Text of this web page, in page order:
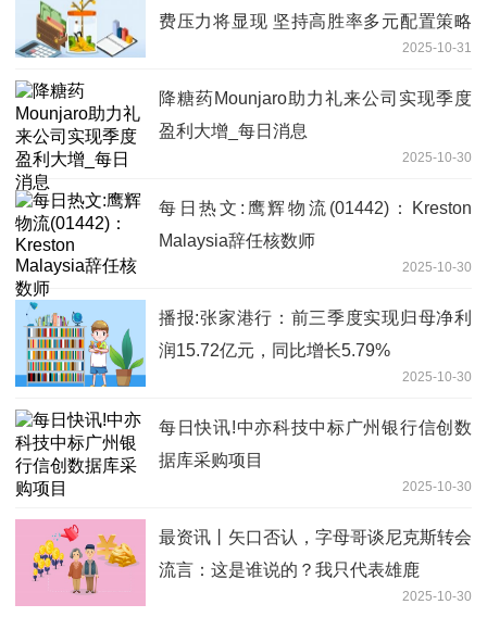
费压力将显现 坚持高胜率多元配置策略
2025-10-31
降糖药Mounjaro助力礼来公司实现季度
盈利大增_每日消息
2025-10-30
每日热文:鹰辉物流(01442)：Kreston
Malaysia辞任核数师
2025-10-30
播报:张家港行：前三季度实现归母净利
润15.72亿元，同比增长5.79%
2025-10-30
每日快讯!中亦科技中标广州银行信创数
据库采购项目
2025-10-30
最资讯丨矢口否认，字母哥谈尼克斯转会
流言：这是谁说的？我只代表雄鹿
2025-10-30